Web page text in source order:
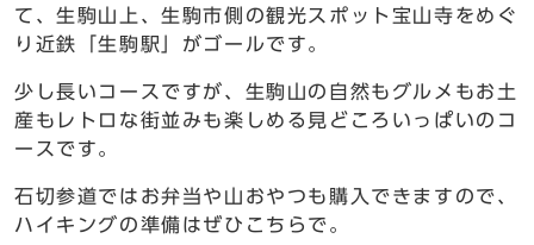
て、生駒山上、生駒市側の観光スポット宝山寺をめぐ
り近鉄「生駒駅」がゴールです。
少し長いコースですが、生駒山の自然もグルメもお土
産もレトロな街並みも楽しめる見どころいっぱいのコ
ースです。
石切参道ではお弁当や山おやつも購入できますので、
ハイキングの準備はぜひこちらで。